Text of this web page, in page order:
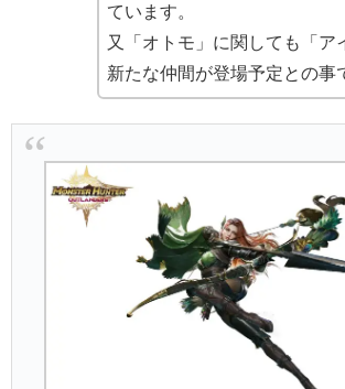
ています。
又「オトモ」に関しても「ア
新たな仲間が登場予定との事